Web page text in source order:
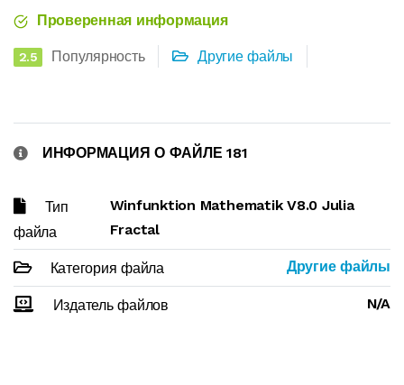
Проверенная информация
2.5 Популярность Другие файлы
ИНФОРМАЦИЯ О ФАЙЛЕ 181
Тип
файла
Winfunktion Mathematik V8.0 Julia
Fractal
Категория файла Другие файлы
Издатель файлов N/A